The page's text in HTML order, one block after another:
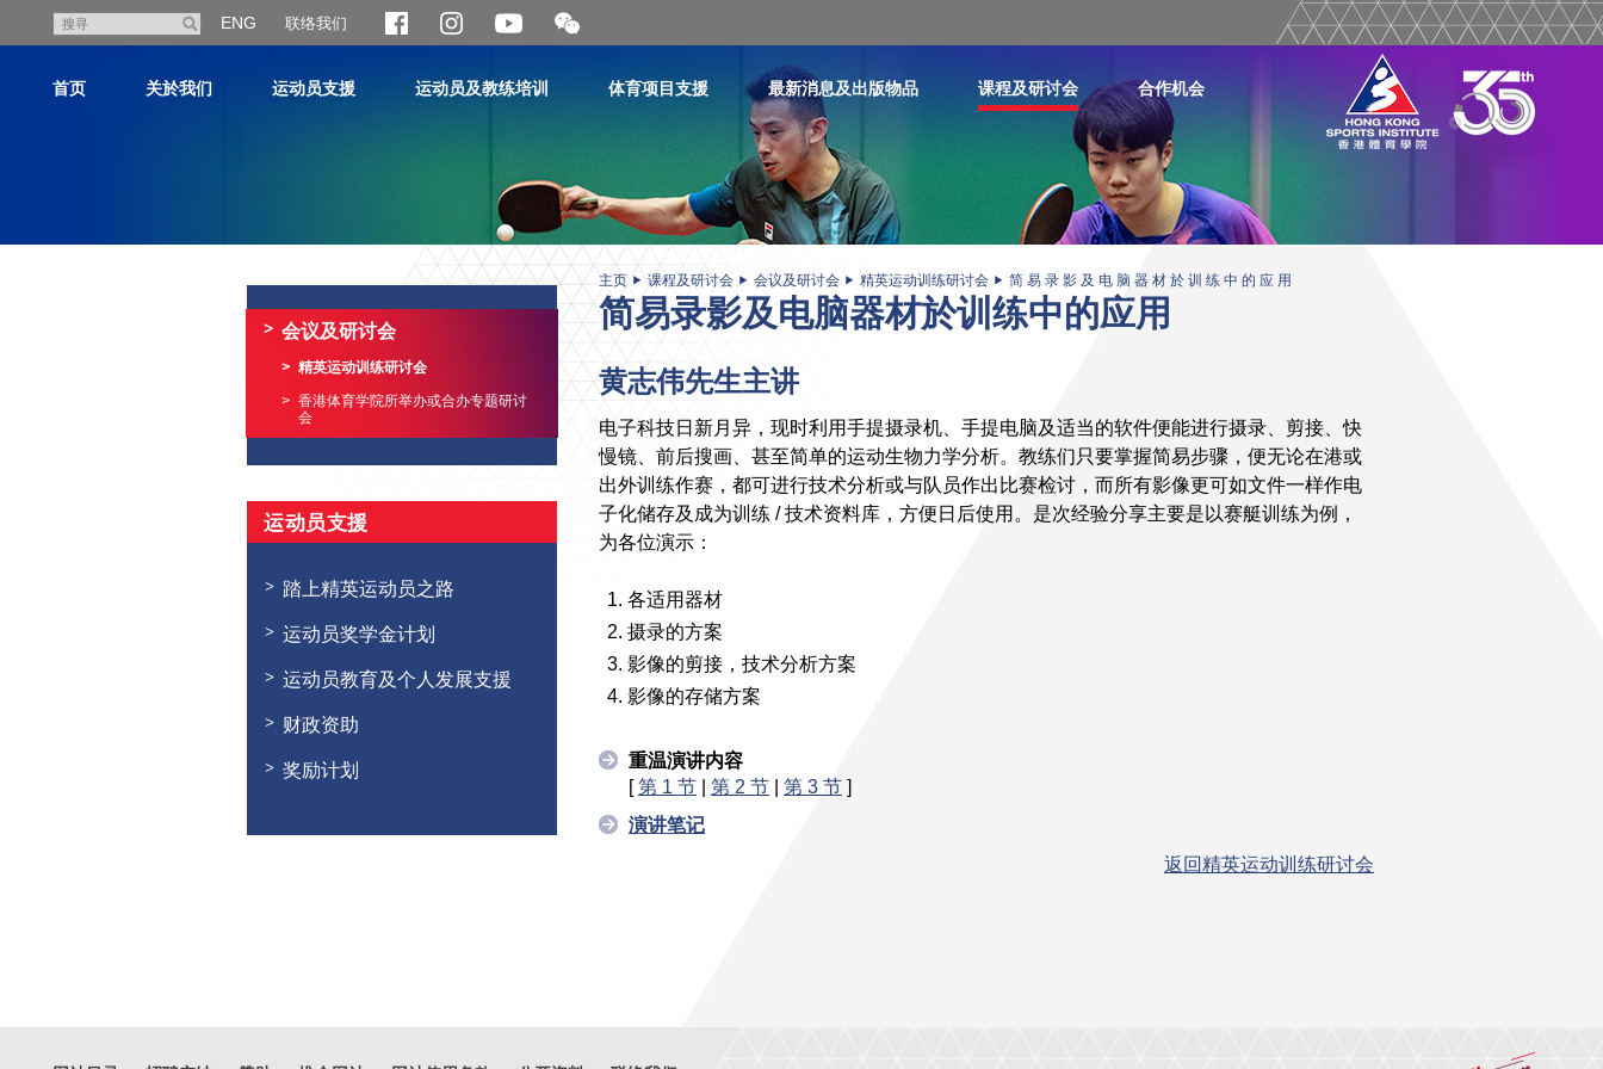
寻
ENG 联络我们
开
合
首页 关於我们 运动员支援 运动员及教练培训 体育项目支援 最新消息及出版物品 课程及研讨会 合作机会
会议及研讨会
精英运动训练研讨会
香港体育学院所举办或合办专题研讨
会
运动员支援
踏上精英运动员之路
运动员奖学金计划
运动员教育及个人发展支援
财政资助
奖励计划
主页 课程及研讨会 会议及研讨会 精英运动训练研讨会 简 易 录 影 及 电 脑 器 材 於 训 练 中 的 应 用
简易录影及电脑器材於训练中的应用
黄志伟先生主讲
电子科技日新月异，现时利用手提摄录机、手提电脑及适当的软件便能进行摄录、剪接、快
慢镜、前后搜画、甚至简单的运动生物力学分析。教练们只要掌握简易步骤，便无论在港或
出外训练作赛，都可进行技术分析或与队员作出比赛检讨，而所有影像更可如文件一样作电
子化储存及成为训练 / 技术资料库，方便日后使用。是次经验分享主要是以赛艇训练为例，
为各位演示：
各适用器材
摄录的方案
影像的剪接，技术分析方案
影像的存储方案
重温演讲内容
[第 1 节 | 第 2 节 | 第 3 节 ]
演讲笔记
返回精英运动训练研讨会